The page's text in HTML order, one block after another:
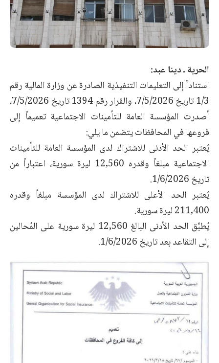
الحرية ـ دينا عبد:
استناداً إلى التعليمات التنفيذية الصادرة عن وزارة المالية رقم
1/3 تاريخ 7/5/2026، والقرار رقم 1394 تاريخ 7/5/2026،
أصدرت المؤسسة العامة للتأمينات الاجتماعية تعميماً إلى
فروعها في المحافظات يتضمن ما يلي:
يُعتبر الحد الأدنى للاشتراك لدى المؤسسة العامة للتأمينات
الاجتماعية مبلغاً وقدره 12,560 ليرة سورية، اعتباراً من
تاريخ 1/6/2026.
يُعتبر الحد الأعلى للاشتراك لدى المؤسسة مبلغاً وقدره
211,400 ليرة سورية.
يُطبَّق الحد الأدنى البالغ 12,560 ليرة سورية على المُحالين
إلى التقاعد بعد تاريخ 1/6/2026.